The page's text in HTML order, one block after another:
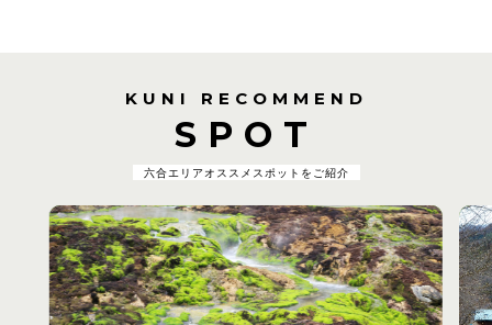
KUNI RECOMMEND
SPOT
六合エリアオススメスポットをご紹介